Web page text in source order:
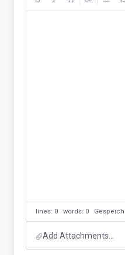
lines: 0 words: 0
Add Attachments...